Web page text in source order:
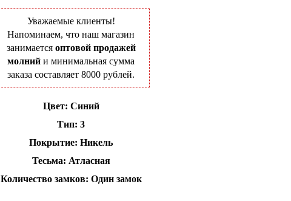
Уважаемые клиенты!
Напоминаем, что наш магазин
занимается оптовой продажей
молний и минимальная сумма
заказа составляет 8000 рублей.
Цвет: Синий
Тип: 3
Покрытие: Никель
Тесьма: Атласная
Количество замков: Один замок